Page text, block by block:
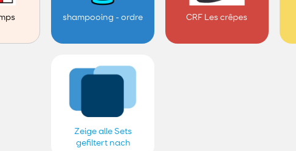
shampooing - ordre CRF Les crêpes
Zeige alle Sets
gefiltert nach